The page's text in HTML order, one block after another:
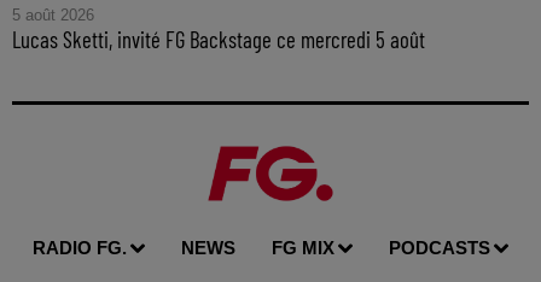
5 août 2026
Lucas Sketti, invité FG Backstage ce mercredi 5 août
RADIO FG. NEWS FG MIX PODCASTS